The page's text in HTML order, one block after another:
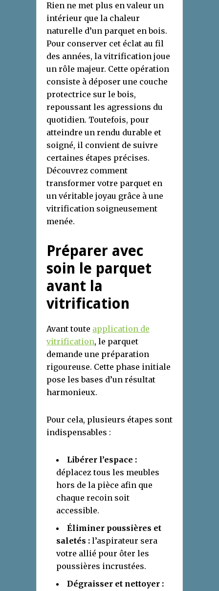
Rien ne met plus en valeur un
intérieur que la chaleur
naturelle d’un parquet en bois.
Pour conserver cet éclat au fil
des années, la vitrification joue
un rôle majeur. Cette opération
consiste à déposer une couche
protectrice sur le bois,
repoussant les agressions du
quotidien. Toutefois, pour
atteindre un rendu durable et
soigné, il convient de suivre
certaines étapes précises.
Découvrez comment
transformer votre parquet en
un véritable joyau grâce à une
vitrification soigneusement
menée.
Préparer avec
soin le parquet
avant la
vitrification
Avant toute application de
vitrification, le parquet
demande une préparation
rigoureuse. Cette phase initiale
pose les bases d’un résultat
harmonieux.
Pour cela, plusieurs étapes sont
indispensables :
Libérer l’espace :
déplacez tous les meubles
hors de la pièce afin que
chaque recoin soit
accessible.
Éliminer poussières et
saletés : l’aspirateur sera
votre allié pour ôter les
poussières incrustées.
Dégraisser et nettoyer :